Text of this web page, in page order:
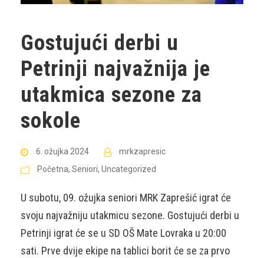
Gostujući derbi u
Petrinji najvažnija je
utakmica sezone za
sokole
6. ožujka 2024
mrkzapresic
Početna, Seniori, Uncategorized
U subotu, 09. ožujka seniori MRK Zaprešić igrat će
svoju najvažniju utakmicu sezone. Gostujući derbi u
Petrinji igrat će se u SD OŠ Mate Lovraka u 20:00
sati. Prve dvije ekipe na tablici borit će se za prvo